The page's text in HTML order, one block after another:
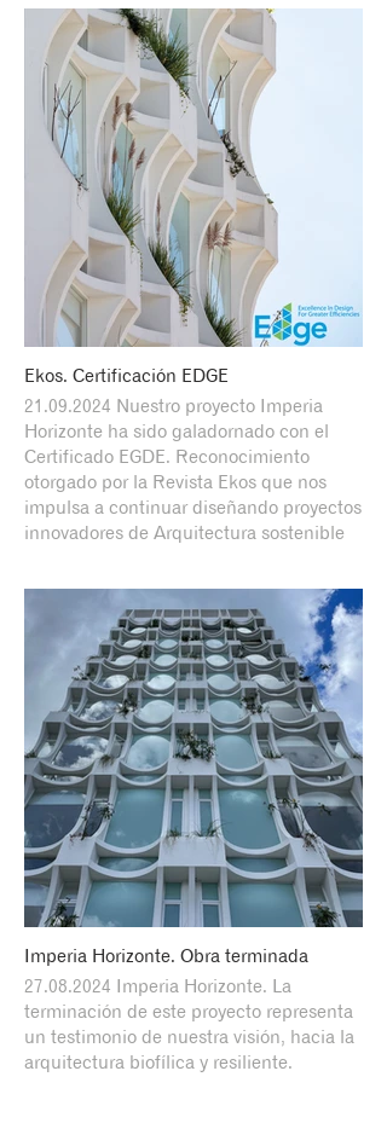
Ekos. Certificación EDGE
21.09.2024 Nuestro proyecto Imperia
Horizonte ha sido galadornado con el
Certificado EGDE. Reconocimiento
otorgado por la Revista Ekos que nos
impulsa a continuar diseñando proyectos
innovadores de Arquitectura sostenible
Imperia Horizonte. Obra terminada
27.08.2024 Imperia Horizonte. La
terminación de este proyecto representa
un testimonio de nuestra visión, hacia la
arquitectura biofílica y resiliente.